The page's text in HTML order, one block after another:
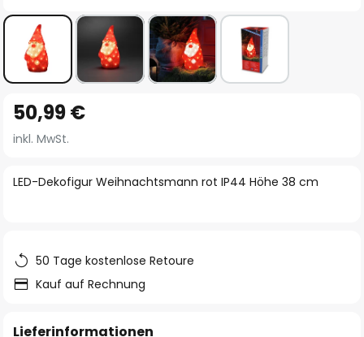
Anfang
der
springen
LED-Dekofigur Weihnachtsmann rot IP44 Höhe 38 cm
50,99 €
inkl. MwSt.
50 Tage kostenlose Retoure
Kauf auf Rechnung
Lieferinformationen